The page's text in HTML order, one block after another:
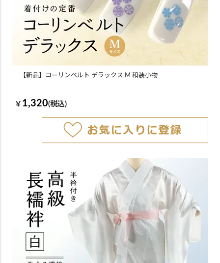
【新品】コーリンベルト デラックス M 和装小物
￥ 1,320(税込)